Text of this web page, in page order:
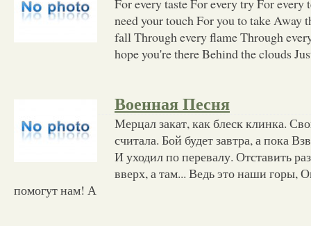
need your touch For you to take Away
fall Through every flame Through
hope you're there Behind the clouds
Военная Песня
Мерцал закат, как блеск клинка.
считала. Бой будет завтра, а пока
И уходил по перевалу. Отставить
вверх, а там... Ведь это наши горы,
помогут нам! А